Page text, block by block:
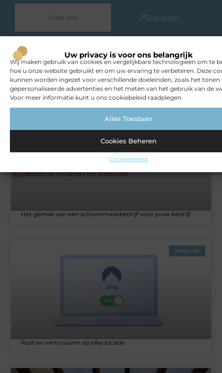
Uw privacy is voor ons belangrijk
Wij maken gebruik van cookies en vergelijkbare technologieën om te
hoe u onze website gebruikt en om uw ervaring te verbeteren. Deze
kunnen worden ingezet voor verschillende doeleinden, zoals het tonen
gepersonaliseerde advertenties en het meten van het gebruik van de
Voor meer informatie kunt u ons cookiebeleid raadplegen.
Alles Toestaan
Cookies Beheren
Cookiebeleid
Over ons Ons team
Gerelateerde artikelendie u
mogelijk interesseren
Het gemak van een schoonmaakbedrijf voor jouw bedrijf
ZAKELIJK
Rust en vertrouwen op elke locatie